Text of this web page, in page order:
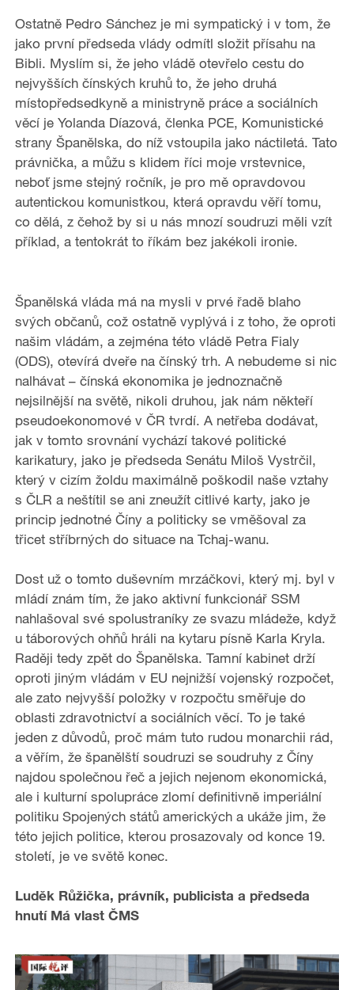
Ostatně Pedro Sánchez je mi sympatický i v tom, že
jako první předseda vlády odmítl složit přísahu na
Bibli. Myslím si, že jeho vládě otevřelo cestu do
nejvyšších čínských kruhů to, že jeho druhá
místopředsedkyně a ministryně práce a sociálních
věcí je Yolanda Díazová, členka PCE, Komunistické
strany Španělska, do níž vstoupila jako náctiletá. Tato
právnička, a můžu s klidem říci moje vrstevnice,
neboť jsme stejný ročník, je pro mě opravdovou
autentickou komunistkou, která opravdu věří tomu,
co dělá, z čehož by si u nás mnozí soudruzi měli vzít
příklad, a tentokrát to říkám bez jakékoli ironie.
Španělská vláda má na mysli v prvé řadě blaho
svých občanů, což ostatně vyplývá i z toho, že oproti
našim vládám, a zejména této vládě Petra Fialy
(ODS), otevírá dveře na čínský trh. A nebudeme si nic
nalhávat – čínská ekonomika je jednoznačně
nejsilnější na světě, nikoli druhou, jak nám někteří
pseudoekonomové v ČR tvrdí. A netřeba dodávat,
jak v tomto srovnání vychází takové politické
karikatury, jako je předseda Senátu Miloš Vystrčil,
který v cizím žoldu maximálně poškodil naše vztahy
s ČLR a neštítil se ani zneužít citlivé karty, jako je
princip jednotné Číny a politicky se vměšoval za
třicet stříbrných do situace na Tchaj-wanu.
Dost už o tomto duševním mrzáčkovi, který mj. byl v
mládí znám tím, že jako aktivní funkcionář SSM
nahlašoval své spolustraníky ze svazu mládeže, když
u táborových ohňů hráli na kytaru písně Karla Kryla.
Raději tedy zpět do Španělska. Tamní kabinet drží
oproti jiným vládám v EU nejnižší vojenský rozpočet,
ale zato nejvyšší položky v rozpočtu směřuje do
oblasti zdravotnictví a sociálních věcí. To je také
jeden z důvodů, proč mám tuto rudou monarchii rád,
a věřím, že španělští soudruzi se soudruhy z Číny
najdou společnou řeč a jejich nejenom ekonomická,
ale i kulturní spolupráce zlomí definitivně imperiální
politiku Spojených států amerických a ukáže jim, že
této jejich politice, kterou prosazovaly od konce 19.
století, je ve světě konec.
Luděk Růžička, právník, publicista a předseda
hnutí Má vlast ČMS